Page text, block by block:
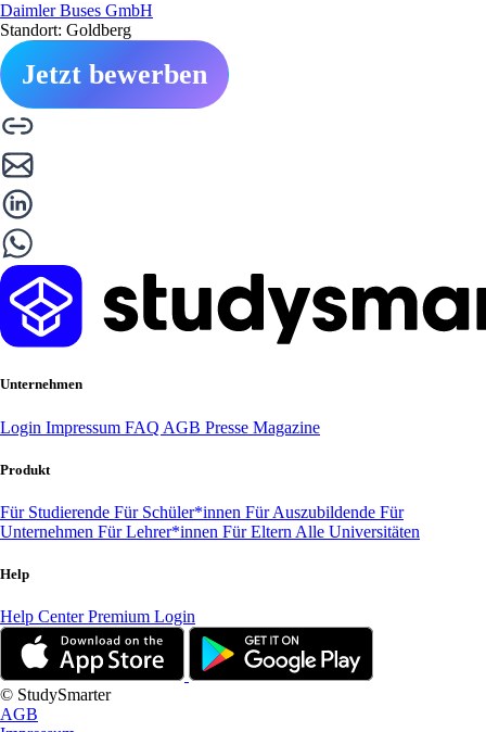
Daimler Buses GmbH
Standort: Goldberg
Jetzt bewerben
Unternehmen
Login Impressum FAQ AGB Presse Magazine
Produkt
Für Studierende Für Schüler*innen Für Auszubildende Für
Unternehmen Für Lehrer*innen Für Eltern Alle Universitäten
Help
Help CenterPremium Login
© StudySmarter
AGB